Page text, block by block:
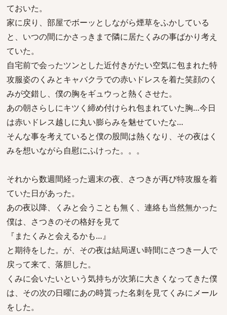
ておいた。
家に戻り、部屋でボーッとしながら煙草をふかしている
と、いつの間にかさっきまで隣に居たくみの事ばかり考え
ていた。
自宅前で会ったツンとした近付きがたい空気に包まれた特
攻服姿のくみとキャバクラでの赤いドレスを着た笑顔のく
みが交錯し、僕の胸をギュウっと熱くさせた。
あの朝さらしにキツく締め付けられ包まれていた胸…今日
は赤いドレス越しに丸い膨らみを魅せていたな…
そんな事を考えていると僕の股間は熱くなり、その夜はく
みを想いながら自慰にふけった。。。
それから数週間経った週末の夜、さつきが再び特攻服を着
ていた日があった。
あの夜以降、くみと会うことも無く、連絡も当然無かった
僕は、さつきのその格好を見て
『またくみと会えるかも…』
と期待をした。が、その夜は結局遅い時間にさつき一人で
戻って来て、落胆した。
くみに会いたいという気持ちが次第に大きくなってきた僕
は、その次の日曜にあの時貰った名刺を見てくみにメール
をした。